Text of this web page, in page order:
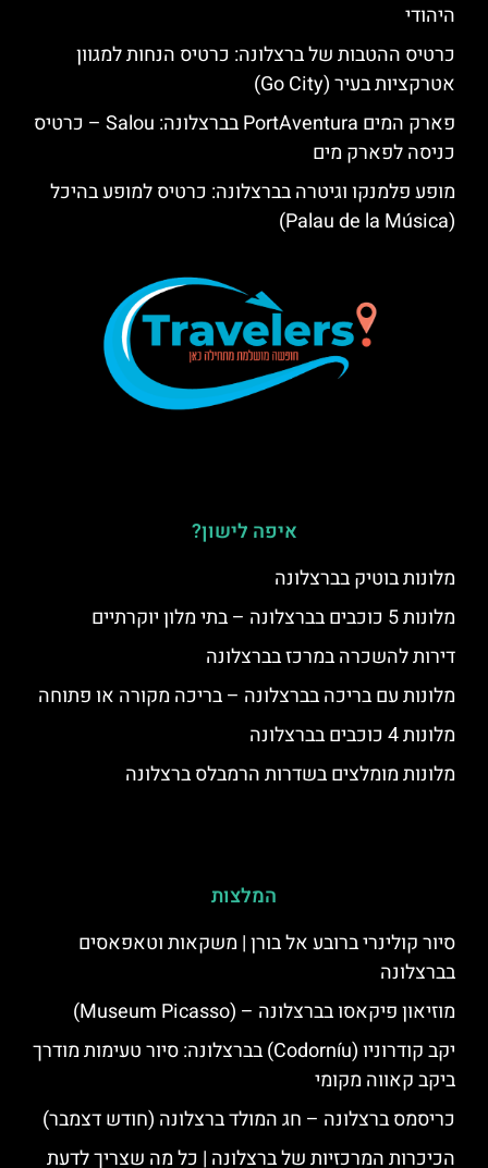
היהודי
כרטיס ההטבות של ברצלונה: כרטיס הנחות למגוון
אטרקציות בעיר (Go City)
פארק המים PortAventura בברצלונה: Salou – כרטיס
כניסה לפארק מים
מופע פלמנקו וגיטרה בברצלונה: כרטיס למופע בהיכל
(Palau de la Música)
איפה לישון?
מלונות בוטיק בברצלונה
מלונות 5 כוכבים בברצלונה – בתי מלון יוקרתיים
דירות להשכרה במרכז בברצלונה
מלונות עם בריכה בברצלונה – בריכה מקורה או פתוחה
מלונות 4 כוכבים בברצלונה
מלונות מומלצים בשדרות הרמבלס ברצלונה
המלצות
סיור קולינרי ברובע אל בורן | משקאות וטאפאסים
בברצלונה
מוזיאון פיקאסו בברצלונה – (Museum Picasso)
יקב קודרוניו (Codorníu) בברצלונה: סיור טעימות מודרך
ביקב קאווה מקומי
כריסמס ברצלונה – חג המולד ברצלונה (חודש דצמבר)
הכיכרות המרכזיות של ברצלונה | כל מה שצריך לדעת